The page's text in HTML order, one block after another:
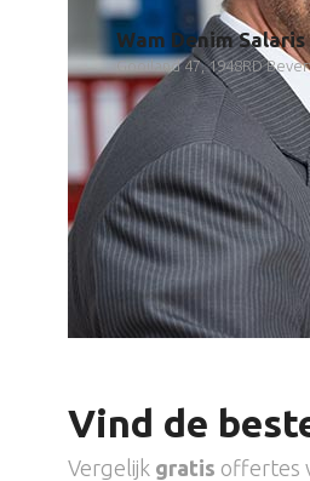
Wam Denim Salaris
Gooiland 47, 1948RD
Vind de
Vergelijk gratis offertes